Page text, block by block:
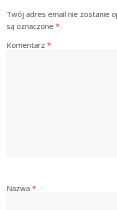
Twój adres email nie zostanie
są oznaczone*
Komentarz*
Nazwa*